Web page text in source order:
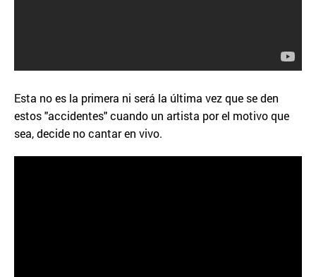
Esta no es la primera ni será la última vez que se den
estos "accidentes" cuando un artista por el motivo que
sea, decide no cantar en vivo.